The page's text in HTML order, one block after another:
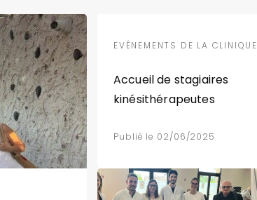
EVÉNEMENTS DE LA CLINIQUE
Accueil de stagiaires
kinésithérapeutes
Publié le 02/06/2025